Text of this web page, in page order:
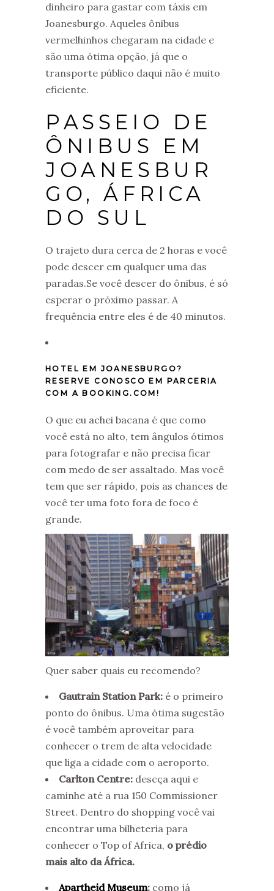
dinheiro para gastar com táxis em
Joanesburgo. Aqueles ônibus
vermelhinhos chegaram na cidade e
são uma ótima opção, já que o
transporte público daqui não é muito
eficiente.
PASSEIO DE
ÔNIBUS EM
JOANESBUR
GO, ÁFRICA
DO SUL
O trajeto dura cerca de 2 horas e você
pode descer em qualquer uma das
paradas.Se você descer do ônibus, é só
esperar o próximo passar. A
frequência entre eles é de 40 minutos.
HOTEL EM JOANESBURGO?
RESERVE CONOSCO EM PARCERIA
COM A BOOKING.COM!
O que eu achei bacana é que como
você está no alto, tem ângulos ótimos
para fotografar e não precisa ficar
com medo de ser assaltado. Mas você
tem que ser rápido, pois as chances de
você ter uma foto fora de foco é
grande.
Quer saber quais eu recomendo?
Gautrain Station Park: é o primeiro
ponto do ônibus. Uma ótima sugestão
é você também aproveitar para
conhecer o trem de alta velocidade
que liga a cidade com o aeroporto.
Carlton Centre: descça aqui e
caminhe até a rua 150 Commissioner
Street. Dentro do shopping você vai
encontrar uma bilheteria para
conhecer o Top of Africa, o prédio
mais alto da África.
Apartheid Museum: como já